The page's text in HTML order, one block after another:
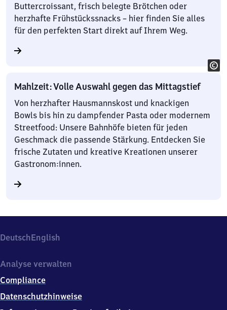
Buttercroissant, frisch belegte Brötchen oder
herzhafte Frühstückssnacks – hier finden Sie alles
für den perfekten Start direkt auf Ihrem Weg.
Mahlzeit: Volle Auswahl gegen das Mittagstief
Von herzhafter Hausmannskost und knackigen
Bowls bis hin zu dampfender Pasta oder modernem
Streetfood: Unsere Bahnhöfe bieten für jeden
Geschmack die passende Stärkung. Entdecken Sie
frische Zutaten und kreative Kreationen unserer
Gastronom:innen.
DeutschEnglish
Analyse verwalten
Compliance
Datenschutzhinweise